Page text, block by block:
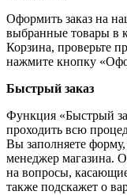
Оформить заказ на
выбранные товары в
Корзина, проверьте
нажмите кнопку
Быстрый заказ
Функция «Быстрый
проходить всю
Вы заполняете форму,
менеджер магазина.
на вопросы,
также подскажет о